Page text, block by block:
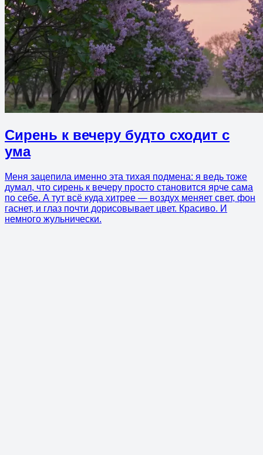
Сирень к вечеру будто сходит с
ума
Меня зацепила именно эта тихая подмена: я ведь тоже
думал, что сирень к вечеру просто становится ярче сама
по себе. А тут всё куда хитрее — воздух меняет свет, фон
гаснет, и глаз почти дорисовывает цвет. Красиво. И
немного жульнически.